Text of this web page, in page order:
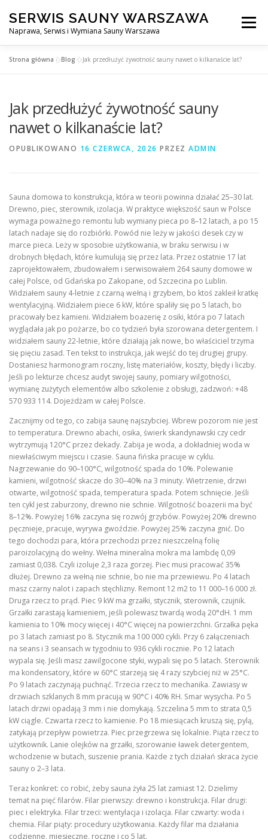
treści
SERWIS SAUNY WARSZAWA
Naprawa, Serwis i Wymiana Sauny Warszawa
Menu
Strona główna »Blog »Jak przedłużyć żywotność sauny nawet o kilkanaście lat?
Jak przedłużyć żywotność sauny
nawet o kilkanaście lat?
OPUBLIKOWANO 16 CZERWCA, 2026 PRZEZ ADMIN
Sauna domowa to konstrukcja, która w teorii powinna działać 25–30 lat.
Drewno, piec, sterownik, izolacja. W praktyce większość saun w Polsce
wymaga poważnego remontu lub wymiany pieca po 8–12 latach, a po 15
latach nadaje się do rozbiórki. Powód nie leży w jakości desek czy w
marce pieca. Leży w sposobie użytkowania, w braku serwisu i w
drobnych błędach, które kumulują się przez lata. Przez ostatnie 17 lat
zaprojektowałem, zbudowałem i serwisowałem 264 sauny domowe w
całej Polsce, od Gdańska po Zakopane, od Szczecina po Lublin.
Widziałem sauny 4-letnie z czarną wełną i grzybem, bo ktoś zakleił kratkę
wentylacyjną. Widziałem piece 6 kW, które spaliły się po 5 latach, bo
pracowały bez kamieni. Widziałem boazerię z osiki, która po 7 latach
wyglądała jak po pożarze, bo co tydzień była szorowana detergentem. I
widziałem sauny 22-letnie, które działają jak nowe, bo właściciel trzyma
się pięciu zasad. Ten tekst to instrukcja, jak wejść do tej drugiej grupy.
Dostaniesz harmonogram roczny, listę materiałów, koszty, błędy i liczby.
Jeśli po lekturze chcesz audyt swojej sauny, pomiary wilgotności,
wymianę zużytych elementów albo szkolenie z obsługi, zadzwoń: +48
570 933 114. Dojeżdżam w całej Polsce.
Zacznijmy od tego, co zabija saunę najszybciej. Wbrew pozorom nie jest
to temperatura. Drewno abachi, osika, świerk skandynawski czy cedr
wytrzymują 120°C przez dekady. Zabija je woda, a dokładniej woda w
niewłaściwym miejscu i czasie. Sauna fińska pracuje w cyklu.
Nagrzewanie do 90–100°C, wilgotność spada do 10%. Polewanie
kamieni, wilgotność skacze do 30–40% na 3 minuty. Wietrzenie, drzwi
otwarte, wilgotność spada, temperatura spada. Potem schnięcie. Jeśli
ten cykl jest zaburzony, drewno nie schnie. Wilgotność boazerii ma być
8–12%. Powyżej 16% zaczyna się rozwój grzybów. Powyżej 20% drewno
pęcznieje, pracuje, wyrywa gwoździe. Powyżej 25% zaczyna gnić. Do
tego dochodzi para, która przechodzi przez nieszczelną folię
paroizolacyjną do wełny. Wełna mineralna mokra ma lambdę 0,09
zamiast 0,038. Czyli izoluje 2,3 raza gorzej. Piec musi pracować 35%
dłużej. Drewno za wełną nie schnie, bo nie ma przewiewu. Po 4 latach
masz czarny nalot i zapach stęchlizny. Remont 12 m2 to 11 000–16 000 zł.
Druga rzecz to prąd. Piec 9 kW ma grzałki, stycznik, sterownik, czujnik.
Grzałki zarastają kamieniem, jeśli polewasz twardą wodą 20°dH. 1 mm
kamienia to 10% mocy więcej i 40°C więcej na powierzchni. Grzałka pęka
po 3 latach zamiast po 8. Stycznik ma 100 000 cykli. Przy 6 załączeniach
na seans i 3 seansach w tygodniu to 936 cykli rocznie. Po 12 latach
wypala się. Jeśli masz zawilgocone styki, wypali się po 5 latach. Sterownik
ma kondensatory, które w 60°C starzeją się 4 razy szybciej niż w 25°C.
Po 9 latach zaczynają puchnąć. Trzecia rzecz to mechanika. Zawiasy w
drzwiach szklanych 8 mm pracują w 90°C i 40% RH. Smar wysycha. Po 5
latach drzwi opadają 3 mm i nie domykają. Szczelina 5 mm to strata 0,5
kW ciągle. Czwarta rzecz to kamienie. Po 18 miesiącach kruszą się, pylą,
zatykają przepływ powietrza. Piec przegrzewa się lokalnie. Piąta rzecz to
użytkownik. Lanie olejków na grzałki, szorowanie ławek detergentem,
wchodzenie w butach, suszenie prania. Każde z tych działań skraca życie
sauny o 2–3 lata.
Teraz konkret: co robić, żeby sauna żyła 25 lat zamiast 12. Dzielimy
temat na pięć filarów. Filar pierwszy: drewno i konstrukcja. Filar drugi:
piec i elektryka. Filar trzeci: wentylacja i izolacja. Filar czwarty: woda i
chemia. Filar piąty: procedury użytkowania. Każdy filar ma działania
codzienne, miesięczne, roczne i co 5 lat.